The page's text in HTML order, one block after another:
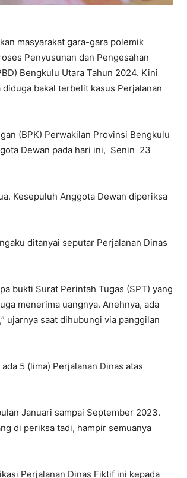
masyarakat gara-gara polemik
Penyusunan dan Pengesahan
Bengkulu Utara Tahun 2024. Kini
bakal terbelit kasus Perjalanan
(BPK) Perwakilan Provinsi Bengkulu
Dewan pada hari ini, Senin 23
Kesepuluh Anggota Dewan diperiksa
ditanyai seputar Perjalanan Dinas
bukti Surat Perintah Tugas (SPT) yang
menerima uangnya. Anehnya, ada
ujarnya saat dihubungi via panggilan
5 (lima) Perjalanan Dinas atas
Januari sampai September 2023.
di periksa tadi, hampir semuanya
Perjalanan Dinas Fiktif ini kepada